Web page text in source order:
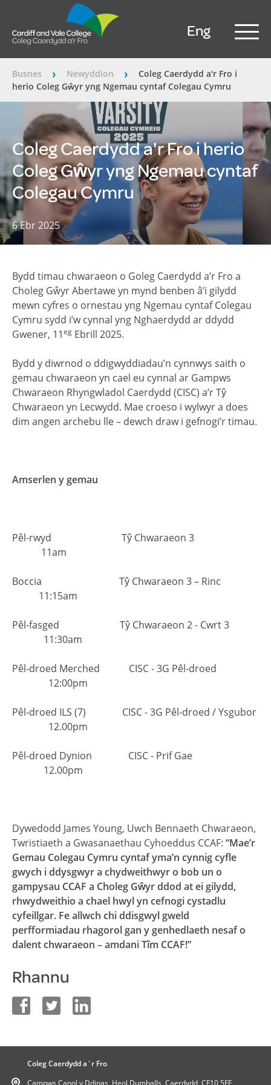
Eng
Busnes
â€º
Newyddion
â€º
Coleg Caerdydd a'r Fro i
herio Coleg Gŵyr yng Ngemau cyntaf Colegau Cymru
Coleg Caerdydd a'r Fro i herio
Coleg Gŵyr yng Ngemau cyntaf
Colegau Cymru
6 Ebr 2025
Bydd timau chwaraeon o Goleg Caerdydd a’r Fro a
Choleg Gŵyr Abertawe yn mynd benben â’i gilydd
mewn cyfres o ornestau yng Ngemau cyntaf Colegau
Cymru sydd i’w cynnal yng Nghaerdydd ar ddydd
Gwener, 11eg Ebrill 2025.
Bydd y diwrnod o ddigwyddiadau’n cynnwys saith o
gemau chwaraeon yn cael eu cynnal ar Gampws
Chwaraeon Rhyngwladol Caerdydd (CISC) a’r Tŷ
Chwaraeon yn Lecwydd. Mae croeso i wylwyr a does
dim angen archebu lle – dewch draw i gefnogi’r timau.
Amserlen y gemau
Pêl-rwyd Tŷ Chwaraeon 3
11am
Boccia Tŷ Chwaraeon 3 – Rinc
11:15am
Pêl-fasged Tŷ Chwaraeon 2 - Cwrt 3
11:30am
Pêl-droed Merched CISC - 3G Pêl-droed
12:00pm
Pêl-droed ILS (7) CISC - 3G Pêl-droed / Ysgubor
12.00pm
Pêl-droed Dynion CISC - Prif Gae
12.00pm
Dywedodd James Young, Uwch Bennaeth Chwaraeon,
Twristiaeth a Gwasanaethau Cyhoeddus CCAF: “Mae’r
Gemau Colegau Cymru cyntaf yma’n cynnig cyfle
gwych i ddysgwyr a chydweithwyr o bob un o
gampysau CCAF a Choleg Gŵyr ddod at ei gilydd,
rhwydweithio a chael hwyl yn cefnogi cystadlu
cyfeillgar. Fe allwch chi ddisgwyl gweld
perfformiadau rhagorol gan y genhedlaeth nesaf o
dalent chwaraeon – amdani Tîm CCAF!”
Rhannu
Coleg Caerdydd a´r Fro
Campws Canol y Ddinas, Heol Dumballs, Caerdydd, CF10 5FE